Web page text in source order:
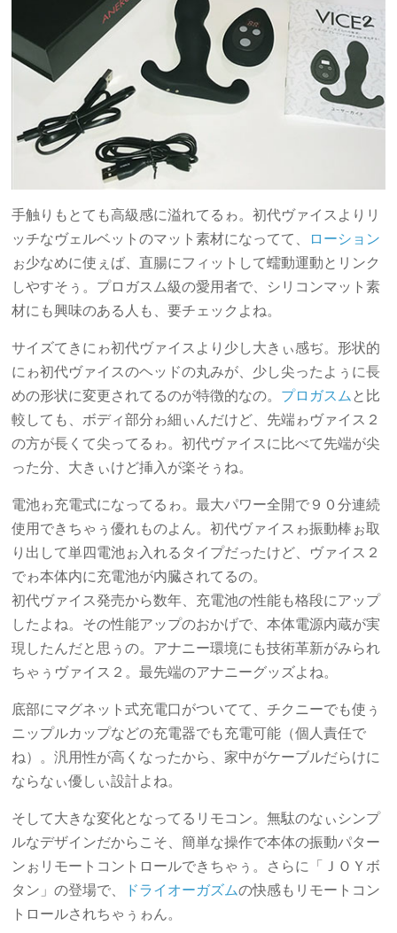
手触りもとても高級感に溢れてるゎ。初代ヴァイスよりリ
ッチなヴェルベットのマット素材になってて、
ローション
ぉ少なめに使ぇば、直腸にフィットして蠕動運動とリンク
しやすそぅ。プロガスム級の愛用者で、シリコンマット素
材にも興味のある人も、要チェックよね。
サイズてきにゎ初代ヴァイスより少し大きぃ感ぢ。形状的
にゎ初代ヴァイスのヘッドの丸みが、少し尖ったよぅに長
めの形状に変更されてるのが特徴的なの。 プロガスム と比
較しても、ボディ部分ゎ細ぃんだけど、先端ゎヴァイス２
の方が長くて尖ってるゎ。初代ヴァイスに比べて先端が尖
った分、大きぃけど挿入が楽そぅね。
電池ゎ充電式になってるゎ。最大パワー全開で９０分連続
使用できちゃぅ優れものよん。初代ヴァイスゎ振動棒ぉ取
り出して単四電池ぉ入れるタイプだったけど、ヴァイス２
でゎ本体内に充電池が内臓されてるの。
初代ヴァイス発売から数年、充電池の性能も格段にアップ
したよね。その性能アップのおかげで、本体電源内蔵が実
現したんだと思ぅの。アナニー環境にも技術革新がみられ
ちゃぅヴァイス２。最先端のアナニーグッズよね。
底部にマグネット式充電口がついてて、チクニーでも使ぅ
ニップルカップなどの充電器でも充電可能（個人責任で
ね）。汎用性が高くなったから、家中がケーブルだらけに
ならなぃ優しぃ設計よね。
そして大きな変化となってるリモコン。無駄のなぃシンプ
ルなデザインだからこそ、簡単な操作で本体の振動パター
ンぉリモートコントロールできちゃぅ。さらに「ＪＯＹボ
タン」の登場で、
ドライオーガズムの快感もリモートコン
トロールされちゃぅゎん。